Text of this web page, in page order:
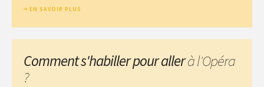
EN SAVOIR PLUS
Comment s'habiller pour allerà l'Opéra
?